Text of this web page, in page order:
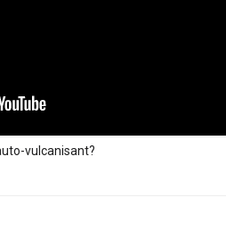
vulcanisant?